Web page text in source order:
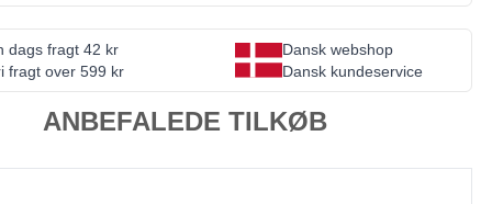
dags fragt 42 kr
fragt over 599 kr
Dansk webshop
Dansk kundeservice
ANBEFALEDE TILKØB